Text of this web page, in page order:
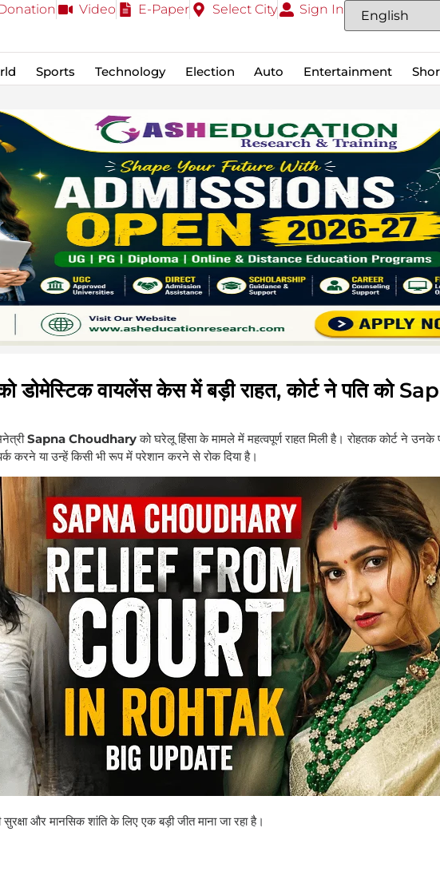
Video E-Paper Select City Sign In
Sports Technology Election Auto Entertainment
वायलेंस केस में बड़ी राहत, कोर्ट ने पति को
Sapna Choudharyको घरेलू हिंसा के मामले में महत्वपूर्ण राहत मिली है। रोहतक कोर्ट ने उनके
या उन्हें किसी भी रूप में परेशान करने से रोक दिया है।
और मानसिक शांति के लिए एक बड़ी जीत माना जा रहा है।